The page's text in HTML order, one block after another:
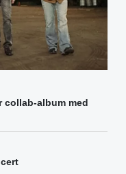
collab-album med